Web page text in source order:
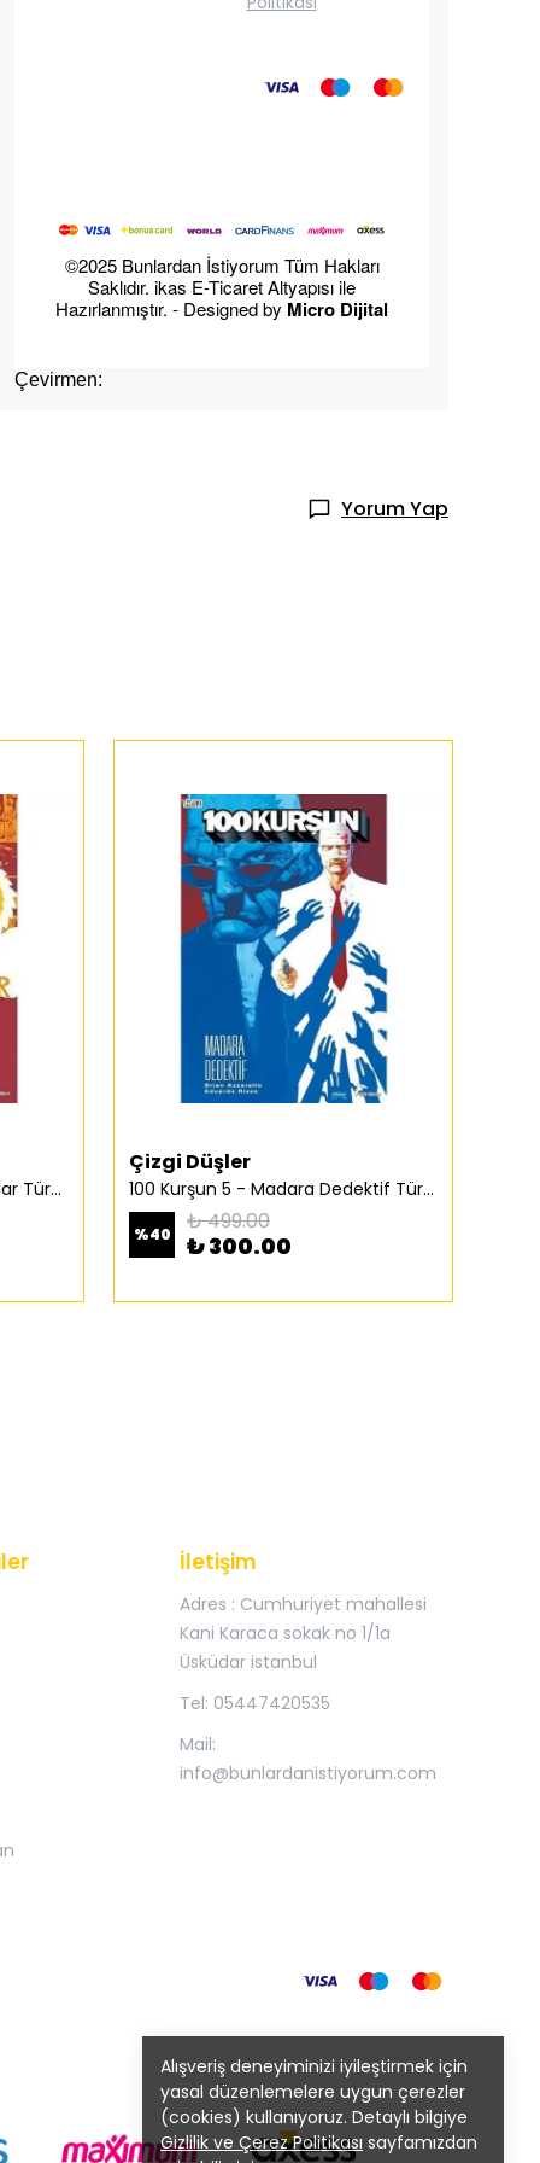
Alışveriş deneyiminizi iyileştirmek için
yasal düzenlemelere uygun çerezler
(cookies) kullanıyoruz. Detaylı bilgiye
Gizlilik ve Çerez Politikası sayfamızdan
©2025 Bunlardan İstiyorum Tüm Hakları
Saklıdır. ikas E-Ticaret Altyapısı ile
Hazırlanmıştır. - Designed by Micro Dijital
Çevirmen:
Yorum Yap
100 Kurşun 4 – Geçmiş Yarınlar Türkçe Çizgi Roman
Çizgi Düşler
100 Kurşun 5 - Madara Dedektif Türkçe Çizgi Roman
%40 ₺ 499.00
₺ 300.00
İletişim
Adres : Cumhuriyet mahallesi
Kani Karaca sokak no 1/1a
Üsküdar istanbul
Tel: 05447420535
Mail:
info@bunlardanistiyorum.com